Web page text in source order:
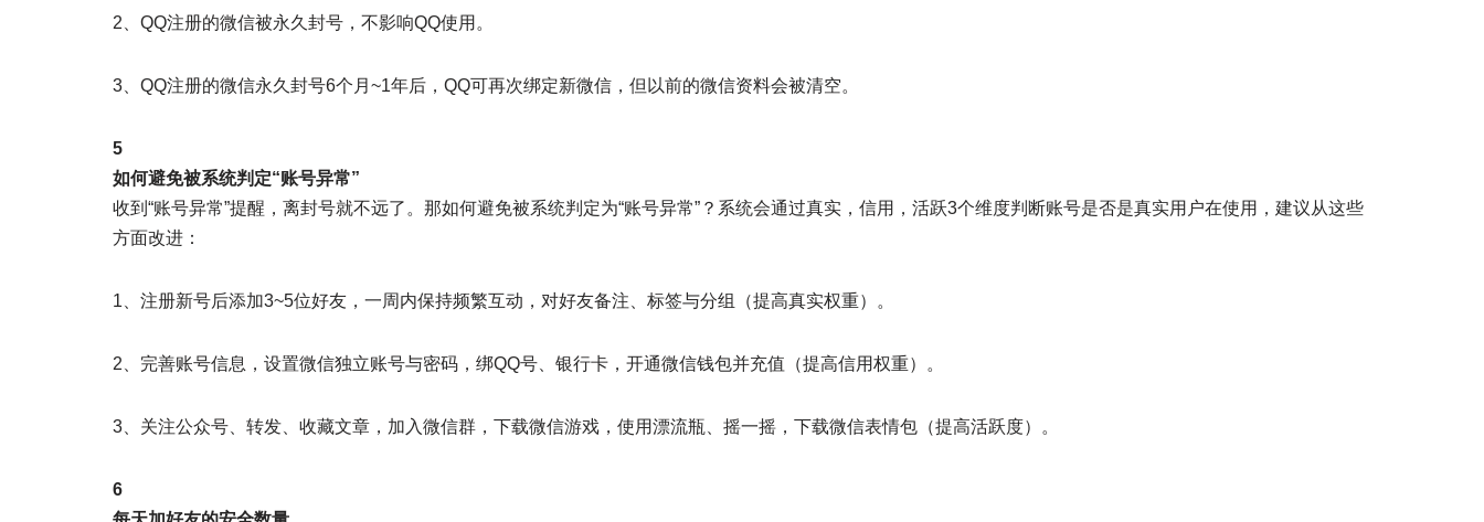
2、QQ注册的微信被永久封号，不影响QQ使用。
3、QQ注册的微信永久封号6个月~1年后，QQ可再次绑定新微信，但以前的微信资料会被清空。
5
如何避免被系统判定“账号异常”
收到“账号异常”提醒，离封号就不远了。那如何避免被系统判定为“账号异常”？系统会通过真实，信用，活跃3个维度判断账号是否是真实用户在使用，建议从这些
方面改进：
1、注册新号后添加3~5位好友，一周内保持频繁互动，对好友备注、标签与分组（提高真实权重）。
2、完善账号信息，设置微信独立账号与密码，绑QQ号、银行卡，开通微信钱包并充值（提高信用权重）。
3、关注公众号、转发、收藏文章，加入微信群，下载微信游戏，使用漂流瓶、摇一摇，下载微信表情包（提高活跃度）。
6